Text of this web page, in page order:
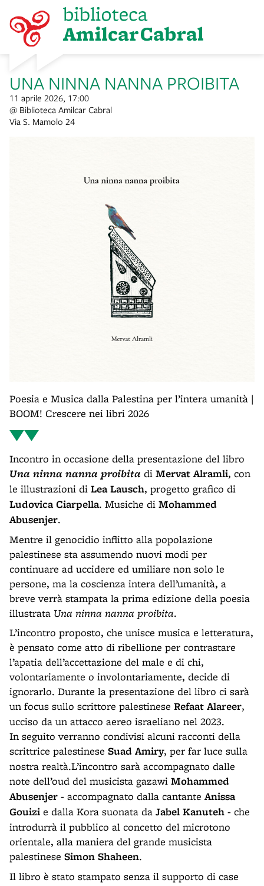
UNA NINNA NANNA PROIBITA
11 aprile 2026, 17:00
@ Biblioteca Amilcar Cabral
Via S. Mamolo 24
Poesia e Musica dalla Palestina per l’intera umanità |
BOOM! Crescere nei libri 2026
Incontro in occasione della presentazione del libro
Una ninna nanna proibita di Mervat Alramli, con
le illustrazioni di Lea Lausch, progetto grafico di
Ludovica Ciarpella. Musiche di Mohammed
Abusenjer.
Mentre il genocidio inflitto alla popolazione
palestinese sta assumendo nuovi modi per
continuare ad uccidere ed umiliare non solo le
persone, ma la coscienza intera dell’umanità, a
breve verrà stampata la prima edizione della poesia
illustrata Una ninna nanna proibita.
L’incontro proposto, che unisce musica e letteratura,
è pensato come atto di ribellione per contrastare
l’apatia dell’accettazione del male e di chi,
volontariamente o involontariamente, decide di
ignorarlo. Durante la presentazione del libro ci sarà
un focus sullo scrittore palestinese Refaat Alareer,
ucciso da un attacco aereo israeliano nel 2023.
In seguito verranno condivisi alcuni racconti della
scrittrice palestinese Suad Amiry, per far luce sulla
nostra realtà.L’incontro sarà accompagnato dalle
note dell’oud del musicista gazawi Mohammed
Abusenjer - accompagnato dalla cantante Anissa
Gouizi e dalla Kora suonata da Jabel Kanuteh - che
introdurrà il pubblico al concetto del microtono
orientale, alla maniera del grande musicista
palestinese Simon Shaheen.
Il libro è stato stampato senza il supporto di case